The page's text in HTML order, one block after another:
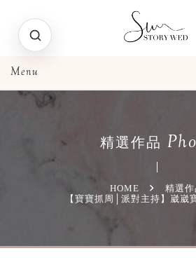
精選作品
HOME
精選作
【寶寶抓周│派對主持】崴崴